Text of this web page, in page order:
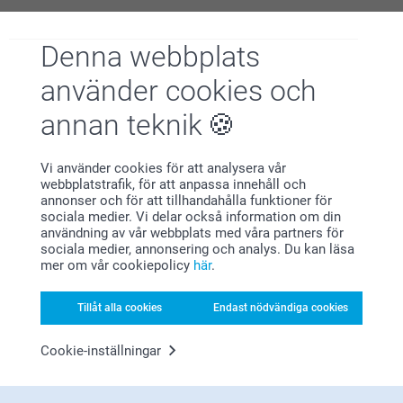
Denna webbplats
använder cookies och
annan teknik
Vi använder cookies för att analysera vår
webbplatstrafik, för att anpassa innehåll och
annonser och för att tillhandahålla funktioner för
sociala medier. Vi delar också information om din
användning av vår webbplats med våra partners för
sociala medier, annonsering och analys. Du kan läsa
mer om vår cookiepolicy här.
Tillåt alla cookies Endast nödvändiga cookies
Cookie-inställningar
beställa hos oss 😊
Varma hälsningar
Kirsi @smartphoto
Enkelt att beställa
Visa reaktioner
2025-10-24
Hej Karin,
Stort tack för ditt omdöme av våra fotoförstoringar.
Tack för att du valt att beställa hos oss 😊
Varma hälsningar
Miia @smartphoto
Mona Eriksson,
2025-10-21
Allt bra med tsnke på fotorna
Visa reaktioner
2025-10-24
12:35
Hej Mona,
Stort tack för ditt omdöme av våra fotoförstoringar.
Varma hälsningar
Visa mer